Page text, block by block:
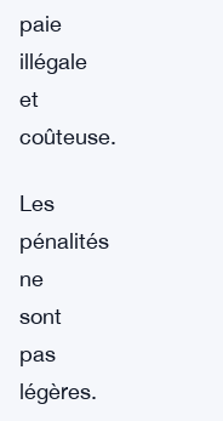
paie
illégale
et
coûteuse.
Les
pénalités
ne
sont
pas
légères.